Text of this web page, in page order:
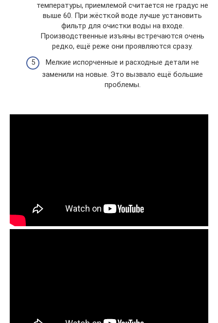
температуры, приемлемой считается не градус не
выше 60. При жёсткой воде лучше установить
фильтр для очистки воды на входе.
Производственные изъяны встречаются очень
редко, ещё реже они проявляются сразу.
Мелкие испорченные и расходные детали не
заменили на новые. Это вызвало ещё большие
проблемы.